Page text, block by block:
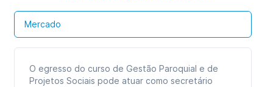
Mercado
O egresso do curso de Gestão Paroquial e de
Projetos Sociais pode atuar como secretário